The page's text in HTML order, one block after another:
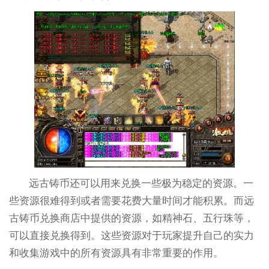
远古铸币还可以用来兑换一些极为稳定的资源。一
些资源很难得到或者需要花费大量时间才能积累。而远
古铸币兑换商店中提供的资源，如精神石、五行珠等，
可以直接兑换得到。这些资源对于玩家提升自己的实力
和收集游戏中的所有资源具有非常重要的作用。